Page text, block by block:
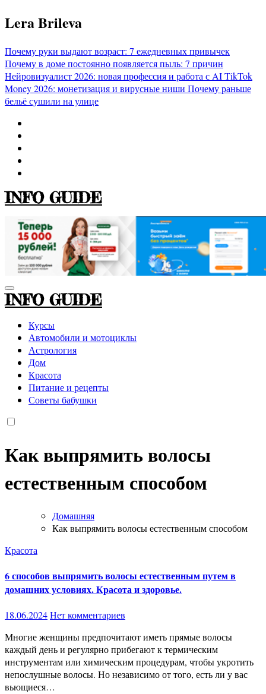
Перейти
к
Lera Brileva
Почему руки выдают возраст: 7 ежедневных привычек
Почему в доме постоянно появляется пыль: 7 причин
Нейровизуалист 2026: новая профессия и работа с AITikTok
Money 2026: монетизация и вирусные ниши Почему раньше
бельё сушили на улице
INFO GUIDE
INFO GUIDE
Курсы
Автомобили и мотоциклы
Астрология
Дом
Красота
Питание и рецепты
Советы бабушки
Как выпрямить волосы
естественным способом
Домашняя
Как выпрямить волосы естественным способом
Красота
6 способов выпрямить волосы естественным путем в
домашних условиях. Красота и здоровье.
18.06.2024Нет комментариев
Многие женщины предпочитают иметь прямые волосы
каждый день и регулярно прибегают к термическим
инструментам или химическим процедурам, чтобы укротить
непослушные волосы. Но независимо от того, есть ли у вас
вьющиеся…